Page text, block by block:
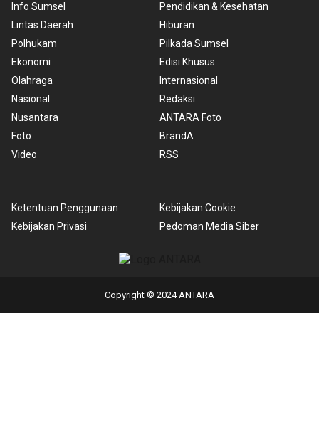
Info Sumsel
Lintas Daerah
Polhukam
Ekonomi
Olahraga
Nasional
Nusantara
Foto
Video
Pendidikan & Kesehatan
Hiburan
Pilkada Sumsel
Edisi Khusus
Internasional
Redaksi
ANTARA Foto
BrandA
RSS
Ketentuan Penggunaan
Kebijakan Privasi
Kebijakan Cookie
Pedoman Media Siber
Copyright © 2024 ANTARA